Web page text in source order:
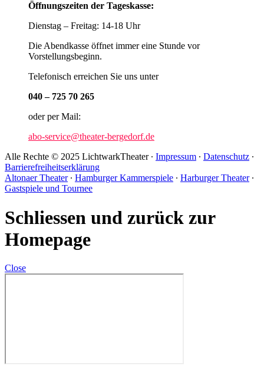
Öffnungszeiten der Tageskasse:
Dienstag – Freitag: 14-18 Uhr
Die Abendkasse öffnet immer eine Stunde vor
Vorstellungsbeginn.
Telefonisch erreichen Sie uns unter
040 – 725 70 265
oder per Mail:
abo-service@theater-bergedorf.de
Alle Rechte © 2025 LichtwarkTheater ∙ Impressum ∙ Datenschutz ∙
Barrierefreiheitserklärung
Altonaer Theater∙ Hamburger Kammerspiele ∙ Harburger Theater∙
Gastspiele und Tournee
Schliessen und zurück zur
Homepage
Close